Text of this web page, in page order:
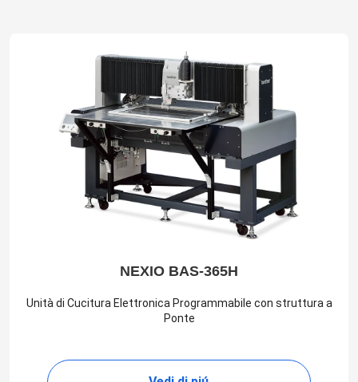
NEXIO BAS-365H
Unità di Cucitura Elettronica Programmabile con struttura a
Ponte